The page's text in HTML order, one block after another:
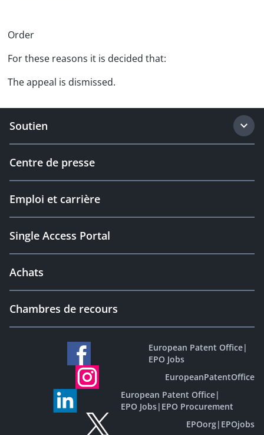
Order
For these reasons it is decided that:
The appeal is dismissed.
Soutien
Centre de presse
Emploi et carrière
Single Access Portal
Achats
Chambres de recours
European Patent Office|
EPO Jobs
EuropeanPatentOffice
European Patent Office|
EPO Jobs| EPO Procurement
EPOorg| EPOjobs